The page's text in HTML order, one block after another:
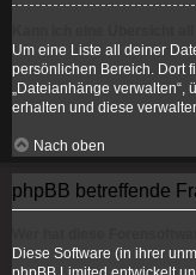
Um eine Liste all deiner
persönlichen Bereich. Dort
„Dateianhänge verwalten“,
erhalten und diese
Nach oben
phpBB betreffende
Diese Software (in ihrer